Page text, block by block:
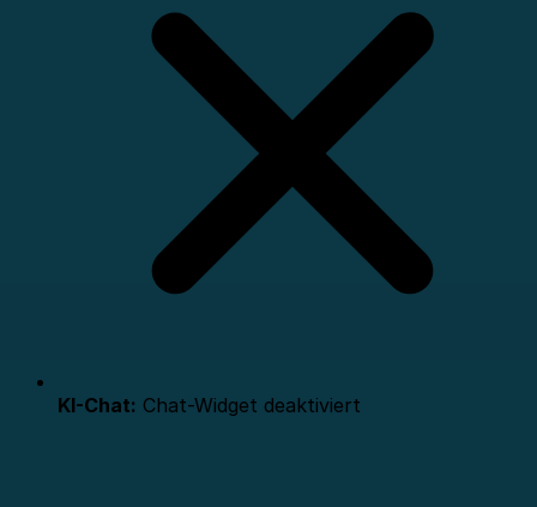
KI-Chat: Chat-Widget deaktiviert